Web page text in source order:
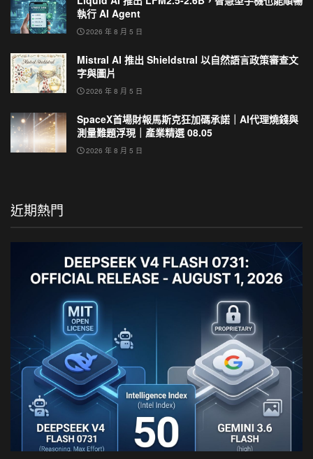
執行 AI Agent
2026 年 8 月 5 日
Mistral AI 推出 Shieldstral 以自然語言政策審查文
字與圖片
2026 年 8 月 5 日
SpaceX首場財報馬斯克狂加碼承諾｜AI代理燒錢與
測量難題浮現｜產業精選 08.05
2026 年 8 月 5 日
近期熱門